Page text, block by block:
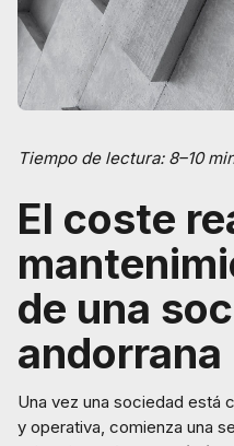
Tiempo de lectura: 8–10
El coste
de una
andorrana
Una vez una sociedad está
y operativa, comienza una